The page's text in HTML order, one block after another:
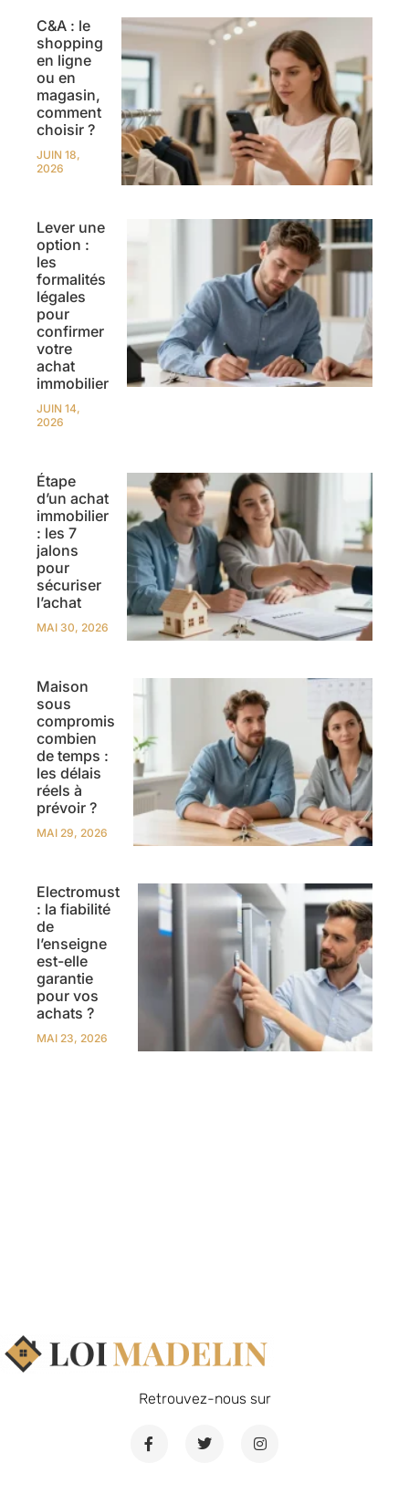
C&A : le
shopping
en ligne
ou en
magasin,
comment
choisir ?
JUIN 18,
2026
Lever une
option :
les
formalités
légales
pour
confirmer
votre
achat
immobilier
JUIN 14,
2026
Étape
d’un achat
immobilier
: les 7
jalons
pour
sécuriser
l’achat
MAI 30, 2026
Maison
sous
compromis
combien
de temps :
les délais
réels à
prévoir ?
MAI 29, 2026
Electromust
: la fiabilité
de
l’enseigne
est-elle
garantie
pour vos
achats ?
MAI 23, 2026
Retrouvez-nous sur